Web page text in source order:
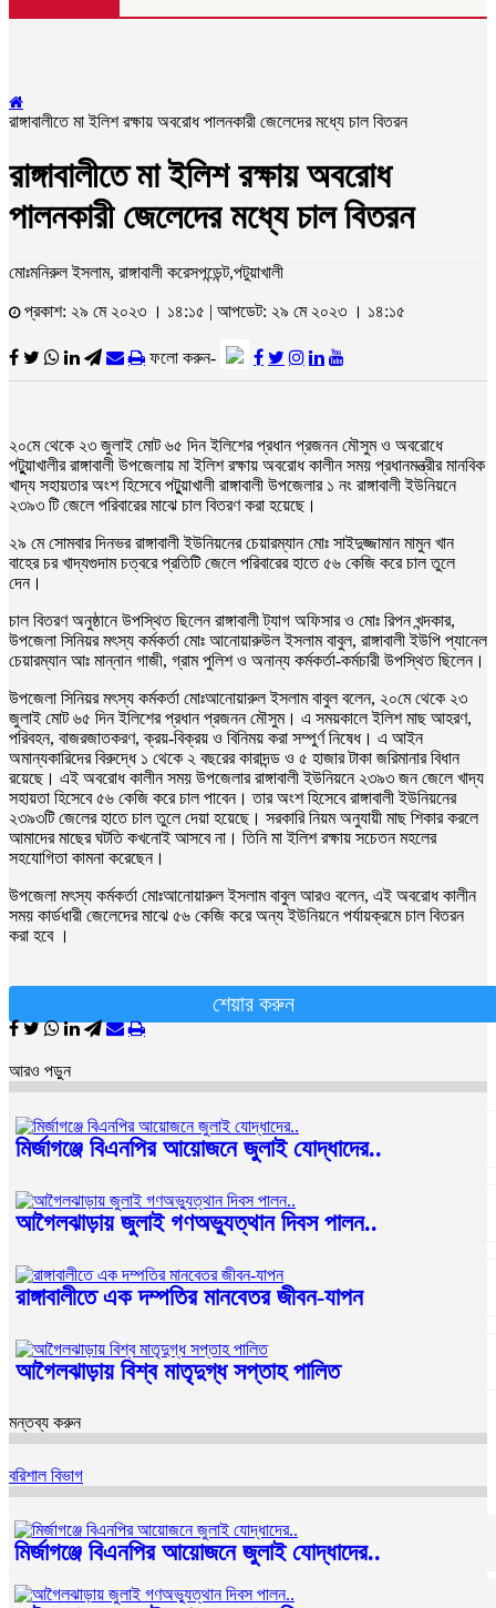
রাঙ্গাবালীতে মা ইলিশ রক্ষায় অবরোধ পালনকারী জেলেদের মধ্যে চাল বিতরন
রাঙ্গাবালীতে মা ইলিশ রক্ষায় অবরোধ
পালনকারী জেলেদের মধ্যে চাল বিতরন
মোঃমনিরুল ইসলাম, রাঙ্গাবালী করেসপন্ডেন্ট,পটুয়াখালী
প্রকাশ: ২৯ মে ২০২৩ । ১৪:১৫ | আপডেট: ২৯ মে ২০২৩ । ১৪:১৫
ফলো করুন-
২০মে থেকে ২৩ জুলাই মোট ৬৫ দিন ইলিশের প্রধান প্রজনন মৌসুম ও অবরোধে
পটুুয়াখালীর রাঙ্গাবালী উপজেলায় মা ইলিশ রক্ষায় অবরোধ কালীন সময় প্রধানমন্ত্রীর মানবিক
খাদ্য সহায়তার অংশ হিসেবে পটুুয়াখালী রাঙ্গাবালী উপজেলার ১ নং রাঙ্গাবালী ইউনিয়নে
২৩৯৩ টি জেলে পরিবারের মাঝে চাল বিতরণ করা হয়েছে।
২৯ মে সোমবার দিনভর রাঙ্গাবালী ইউনিয়নের চেয়ারম্যান মোঃ সাইদুজ্জামান মামুন খান
বাহের চর খাদ্যগুদাম চত্বরে প্রতিটি জেলে পরিবারের হাতে ৫৬ কেজি করে চাল তুলে
দেন।
চাল বিতরণ অনুষ্ঠানে উপস্থিত ছিলেন রাঙ্গাবালী ট্যাগ অফিসার ও মোঃ রিপন খন্দকার,
উপজেলা সিনিয়র মৎস্য কর্মকর্তা মোঃ আনোয়ারুউল ইসলাম বাবুল, রাঙ্গাবালী ইউপি প্যানেল
চেয়ারম্যান আঃ মান্নান গাজী, গ্রাম পুলিশ ও অনান্য কর্মকর্তা-কর্মচারী উপস্থিত ছিলেন।
উপজেলা সিনিয়র মৎস্য কর্মকর্তা মোঃআনোয়ারুল ইসলাম বাবুল বলেন, ২০মে থেকে ২৩
জুলাই মোট ৬৫ দিন ইলিশের প্রধান প্রজনন মৌসুম। এ সময়কালে ইলিশ মাছ আহরণ,
পরিবহন, বাজরজাতকরণ, ক্রয়-বিক্রয় ও বিনিময় করা সম্পুর্ণ নিষেধ। এ আইন
অমান্যকারিদের বিরুদ্ধে ১ থেকে ২ বছরের কারাদন্ড ও ৫ হাজার টাকা জরিমানার বিধান
রয়েছে। এই অবরোধ কালীন সময় উপজেলার রাঙ্গাবালী ইউনিয়নে ২৩৯৩ জন জেলে খাদ্য
সহায়তা হিসেবে ৫৬ কেজি করে চাল পাবেন। তার অংশ হিসেবে রাঙ্গাবালী ইউনিয়নের
২৩৯৩টি জেলের হাতে চাল তুলে দেয়া হয়েছে। সরকারি নিয়ম অনুযায়ী মাছ শিকার করলে
আমাদের মাছের ঘটতি কখনোই আসবে না। তিনি মা ইলিশ রক্ষায় সচেতন মহলের
সহযোগিতা কামনা করেছেন।
উপজেলা মৎস্য কর্মকর্তা মোঃআনোয়ারুল ইসলাম বাবুল আরও বলেন, এই অবরোধ কালীন
সময় কার্ডধারী জেলেদের মাঝে ৫৬ কেজি করে অন্য ইউনিয়নে পর্যায়ক্রমে চাল বিতরন
করা হবে ।
শেয়ার করুন
আরও পড়ুন
মির্জাগঞ্জে বিএনপির আয়োজনে জুলাই যোদ্ধাদের..
আগৈলঝাড়ায় জুলাই গণঅভ্যুত্থান দিবস পালন..
রাঙ্গাবালীতে এক দম্পতির মানবেতর জীবন-যাপন
আগৈলঝাড়ায় বিশ্ব মাতৃদুগ্ধ সপ্তাহ পালিত
মন্তব্য করুন
বরিশাল বিভাগ
মির্জাগঞ্জে বিএনপির আয়োজনে জুলাই যোদ্ধাদের..